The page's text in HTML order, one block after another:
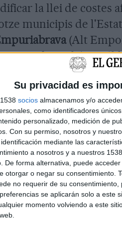
Su privacidad es
socios almacenamos y/o
como identificadores
personalizado, medición de
Con su permiso, nosotros y
mediante las
a nosotros y a nuestros
De forma alternativa, puede
otorgar o negar su consentimiento.
no requerir de su
se aplicarán solo a este
momento volviendo a este
la llei de costes
municipis de
(Alt
consideren béns
de costa està
de les 850
es poden vendre,
línia, el març del
a l'Estat que es
públic perquè
privat.
per iniciar el